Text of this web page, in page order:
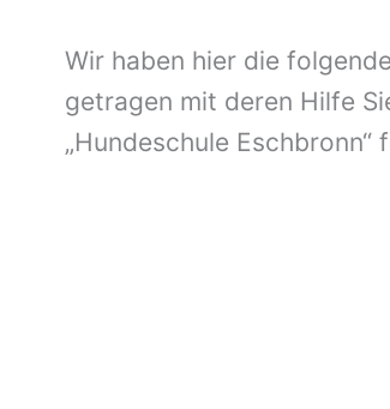
Wir haben hier die
getragen mit deren Hilfe
„Hundeschule Eschbronn“